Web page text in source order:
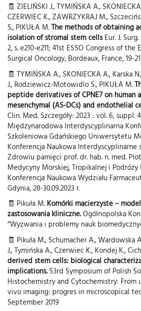
🧾 ZIELIŃSKI J., TYMIŃSKA A.,
CZERWIEC K., ZAWRZYKRAJ M.,
S., PIKUŁA M.The methods of obtaining
isolation of stromal stem cellsEur. J.
2, s. e210-e211; 41st ESSO Congress of
Surgical Oncology, Bordeaux, France, 19-
🧾 TYMIŃSKA A., SKONIECKA A., Karska
J., Rodziewicz-Motowidlo S., PIKUŁA M.
peptide derivatives of CPNE7 on human
mesenchymal (AS-DCs) and endothelial
Clin. Med. Szczegóły: 2023 : vol. 6, suppl.
Międzynarodowa Interdyscyplinarna
Szkoleniowa Gdańskiego Uniwersytetu
Konferencja Naukowa Interdyscyplinarne
Zdrowiu pamięci prof. dr. hab. n. med.
Medycyny Morskiej, Tropikalnej i
Konferencja Naukowa Wydziału
Gdynia, 28-30.09.2023 r.
🧾 Pikuła M. Komórki macierzyste –
zastosowania kliniczne.Ogólnopolska
“Wyzwania i problemy nauk
🧾 Pikuła M., Schumacher A., Wardowska
J., Tymińska A., Czerwiec K., Kondej K.,
derived stem cells: biological
implications.53rd Symposium of Polish
Histochemistry and Cytochemistry:
vivo imaging: progres in microscopical
September 2019